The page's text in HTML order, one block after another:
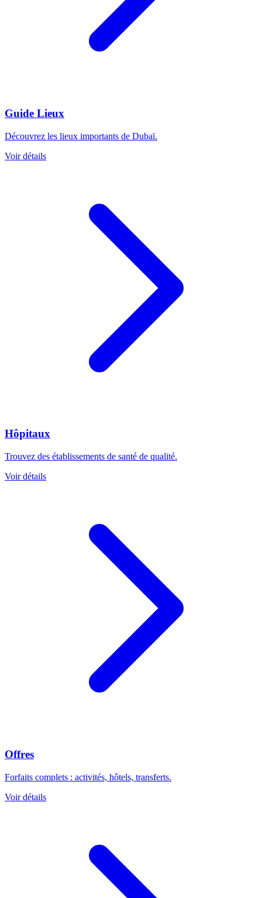
Guide Lieux
Découvrez les lieux importants de Dubaï.
Voir détails
Hôpitaux
Trouvez des établissements de santé de qualité.
Voir détails
Offres
Forfaits complets : activités, hôtels, transferts.
Voir détails